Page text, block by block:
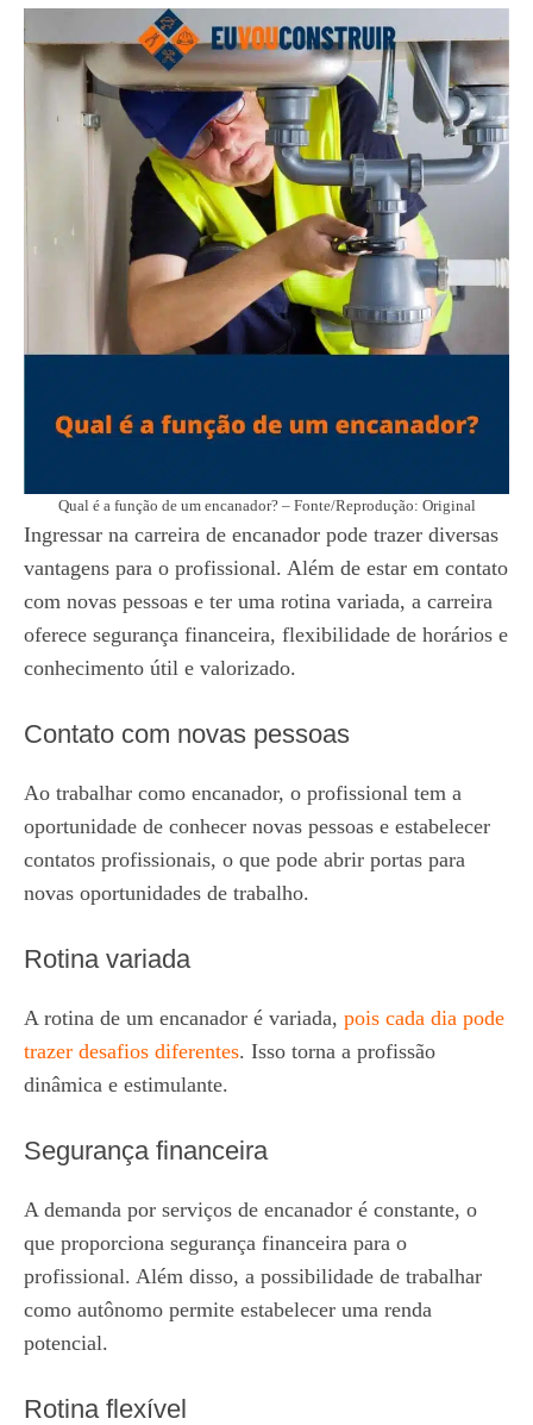
Qual é a função de um encanador? – Fonte/Reprodução: Original
Ingressar na carreira de encanador pode trazer diversas
vantagens para o profissional. Além de estar em contato
com novas pessoas e ter uma rotina variada, a carreira
oferece segurança financeira, flexibilidade de horários e
conhecimento útil e valorizado.
Contato com novas pessoas
Ao trabalhar como encanador, o profissional tem a
oportunidade de conhecer novas pessoas e estabelecer
contatos profissionais, o que pode abrir portas para
novas oportunidades de trabalho.
Rotina variada
A rotina de um encanador é variada, pois cada dia pode
trazer desafios diferentes. Isso torna a profissão
dinâmica e estimulante.
Segurança financeira
A demanda por serviços de encanador é constante, o
que proporciona segurança financeira para o
profissional. Além disso, a possibilidade de trabalhar
como autônomo permite estabelecer uma renda
potencial.
Rotina flexível